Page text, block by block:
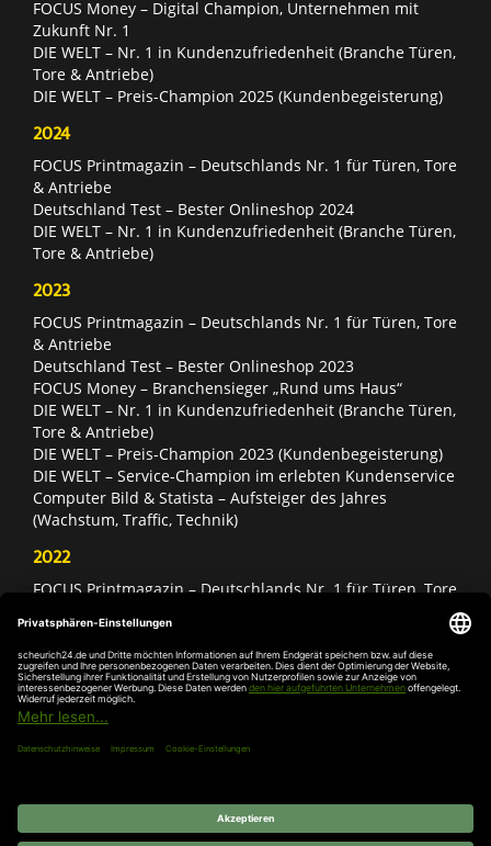
FOCUS Money – Digital Champion, Unternehmen mit
Zukunft Nr. 1
DIE WELT – Nr. 1 in Kundenzufriedenheit (Branche Türen,
Tore & Antriebe)
DIE WELT – Preis-Champion 2025 (Kundenbegeisterung)
2024
FOCUS Printmagazin – Deutschlands Nr. 1 für Türen, Tore
& Antriebe
Deutschland Test – Bester Onlineshop 2024
DIE WELT – Nr. 1 in Kundenzufriedenheit (Branche Türen,
Tore & Antriebe)
2023
FOCUS Printmagazin – Deutschlands Nr. 1 für Türen, Tore
& Antriebe
Deutschland Test – Bester Onlineshop 2023
FOCUS Money – Branchensieger „Rund ums Haus“
DIE WELT – Nr. 1 in Kundenzufriedenheit (Branche Türen,
Tore & Antriebe)
DIE WELT – Preis-Champion 2023 (Kundenbegeisterung)
DIE WELT – Service-Champion im erlebten Kundenservice
Computer Bild & Statista – Aufsteiger des Jahres
(Wachstum, Traffic, Technik)
2022
FOCUS Printmagazin – Deutschlands Nr. 1 für Türen, Tore
Deutschland Test – Bester Onlineshop 2022
FOCUS Money – Branchensieger „Rund ums Haus“
DIE WELT – Service-Champion im erlebten Kundenservice
DIE WELT – Branchengewinner Gold-Rang (Türen, Tore &
Antriebe)